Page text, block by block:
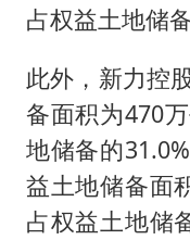
占权益土地储
此外，新力控
备面积为470
地储备的
益土地储备面
占权益土地储